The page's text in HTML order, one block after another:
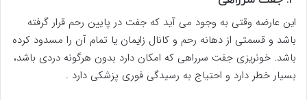
این عارضه وقتی به وجود می آید که جفت در پایین رحم قرار گرفته
باشد و قسمتی از دهانه رحم و کانال زایمان یا تمام آن را مسدود کرده
باشد. خونریزی جفت سرراهی که امکان دارد بدون هرگونه دردی باشد،
بسیار خطر دارد و احتیاج به رسیدگی فوری پزشکی دارد .